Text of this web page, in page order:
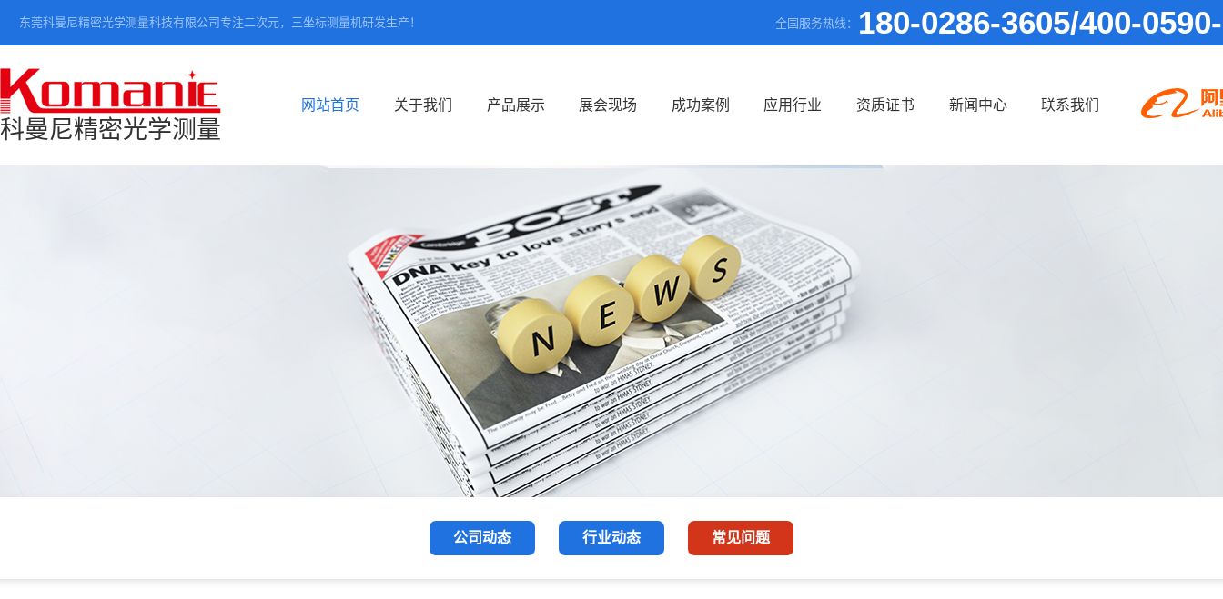
东莞科曼尼精密光学测量科技有限公司专注二次元，三坐标测量机研发生产！ 全国服务热线： 180-0286-3605/400-
科曼尼精密光学测量
网站首页 关于我们 产品展示 展会现场 成功案例 应用行业 资质证书 新闻中心 联系我们
公司动态 行业动态 常见问题